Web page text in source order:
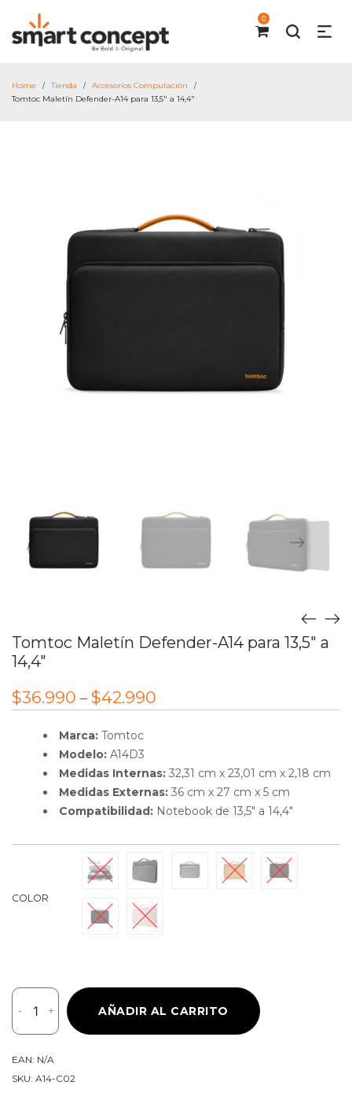
0
Home / Tienda / Accesorios Computación /
Tomtoc Maletín Defender-A14 para 13,5″ a 14,4″
Tomtoc Maletín Defender-A14 para 13,5″ a
14,4″
$36.990 – $42.990
Marca: Tomtoc
Modelo: A14D3
Medidas Internas: 32,31 cm x 23,01 cm x 2,18 cm
Medidas Externas: 36 cm x 27 cm x 5 cm
Compatibilidad: Notebook de 13,5″ a 14,4″
COLOR
-
Tomtoc
Maletín
Defender-
+ AÑADIR AL CARRITO
EAN: N/A
SKU: A14-C02